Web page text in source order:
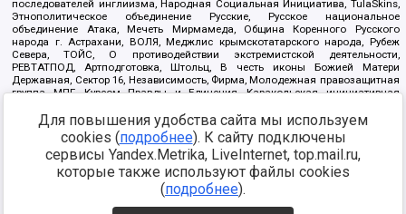
последователей инглиизма, Народная Социальная Инициатива, TulaSkins,
Этнополитическое объединение Русские, Русское национальное
объединение Атака, Мечеть Мирмамеда, Община Коренного Русского
народа г. Астрахани, ВОЛЯ, Меджлис крымскотатарского народа, Рубеж
Севера, ТОЙС, О противодействии экстремистской деятельности,
РЕВТАТПОД, Артподготовка, Штольц, В честь иконы Божией Матери
Державная, Сектор 16, Независимость, Фирма, Молодежная правозащитная
группа МПГ, Курсом Правды и Единения, Каракольская инициативная
Благотворительный пансионат Ак Умут, Русская республика Русь,
Арестантское уголовное единство, Башкорт, Нация и свобода, W.H.С., Фалунь
Дафа, Иртыш Ultras, Русский Патриотический клуб-Новокузнецк/РПК,
Сибирский державный союз, Фонд борьбы с коррупцией, Фонд защиты прав
граждан, Штабы Навального, Совет граждан СССР Прикубанского округа г.
Краснодара
https://minjust.gov.ru/ru/documents/7822/
Для повышения удобства сайта мы используем
cookies (подробнее). К сайту подключены
сервисы Yandex.Metrika, LiveInternet, top.mail.ru,
которые также используют файлы cookies
(подробнее).